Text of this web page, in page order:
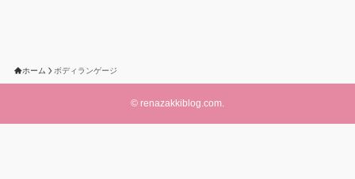
ホーム ボディランゲージ
© renazakkiblog.com.